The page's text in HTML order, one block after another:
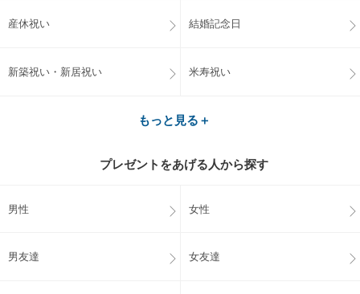
産休祝い 結婚記念日
新築祝い・新居祝い 米寿祝い
もっと見る＋
プレゼントをあげる人から探す
男性 女性
男友達 女友達